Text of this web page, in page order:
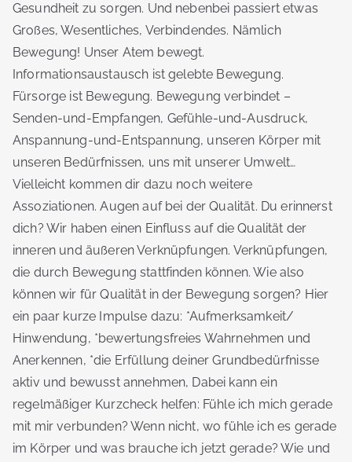
Gesundheit zu sorgen. Und nebenbei passiert etwas
Großes, Wesentliches, Verbindendes. Nämlich
Bewegung! Unser Atem bewegt.
Informationsaustausch ist gelebte Bewegung.
Fürsorge ist Bewegung. Bewegung verbindet –
Senden-und-Empfangen, Gefühle-und-Ausdruck,
Anspannung-und-Entspannung, unseren Körper mit
unseren Bedürfnissen, uns mit unserer Umwelt…
Vielleicht kommen dir dazu noch weitere
Assoziationen. Augen auf bei der Qualität. Du erinnerst
dich? Wir haben einen Einfluss auf die Qualität der
inneren und äußeren Verknüpfungen. Verknüpfungen,
die durch Bewegung stattfinden können. Wie also
können wir für Qualität in der Bewegung sorgen? Hier
ein paar kurze Impulse dazu: *Aufmerksamkeit/
Hinwendung, *bewertungsfreies Wahrnehmen und
Anerkennen, *die Erfüllung deiner Grundbedürfnisse
aktiv und bewusst annehmen, Dabei kann ein
regelmäßiger Kurzcheck helfen: Fühle ich mich gerade
mit mir verbunden? Wenn nicht, wo fühle ich es gerade
im Körper und was brauche ich jetzt gerade? Wie und